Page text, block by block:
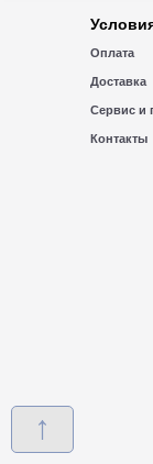
↑
Оплата
Доставка
Сервис и
Контакты